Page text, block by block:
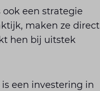
een strategie
maken ze direct
hen bij uitstek
een investering in